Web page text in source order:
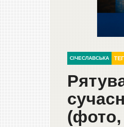
СІЧЕСЛАВСЬКА
(фото,